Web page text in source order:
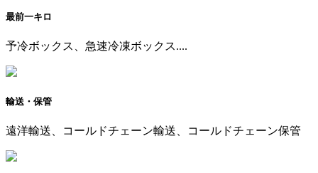
最前一キロ
予冷ボックス、急速冷凍ボックス....
輸送・保管
遠洋輸送、コールドチェーン輸送、コールドチェーン保管